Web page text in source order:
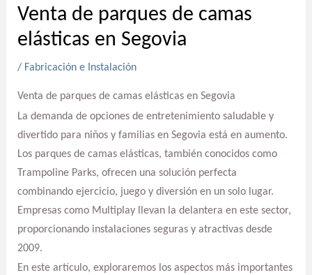
Venta de parques de camas
elásticas en Segovia
/ Fabricación e Instalación
Venta de parques de camas elásticas en Segovia
La demanda de opciones de entretenimiento saludable y
divertido para niños y familias en Segovia está en aumento.
Los parques de camas elásticas, también conocidos como
Trampoline Parks, ofrecen una solución perfecta
combinando ejercicio, juego y diversión en un solo lugar.
Empresas como Multiplay llevan la delantera en este sector,
proporcionando instalaciones seguras y atractivas desde
2009.
En este artículo, exploraremos los aspectos más importantes